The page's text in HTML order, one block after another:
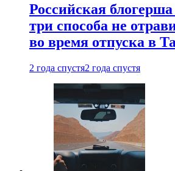
Российская блогерша
три способа не
во время отпуска в
2 года спустя2 года спустя